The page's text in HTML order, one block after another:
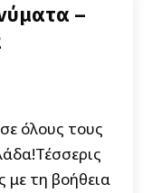
–
όλους τους
με τη βοήθεια